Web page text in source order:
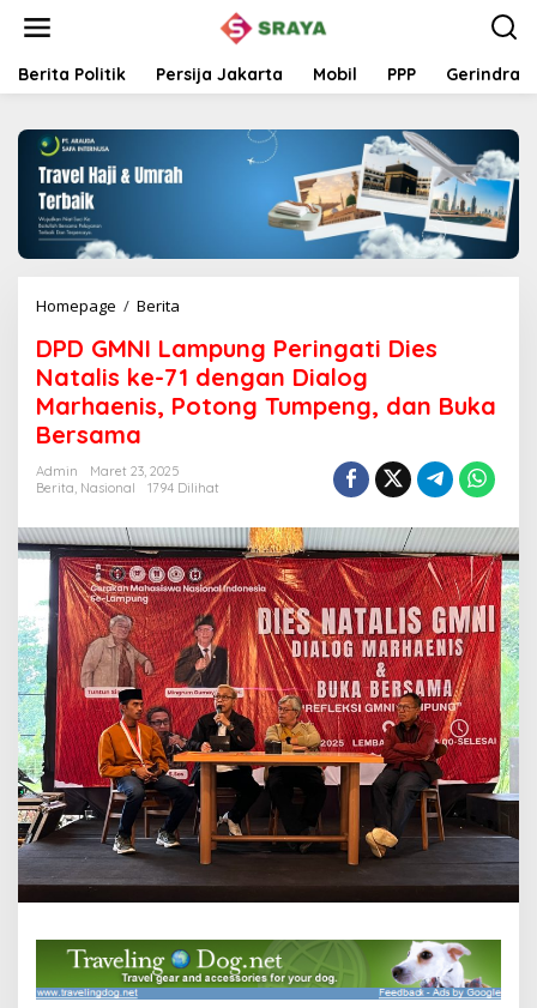
t
Berita Politik Persija Jakarta Mobil PPP Gerindra
Homepage / Berita
D
G
M
N
a
m
u
n
g
P
e
r
i
n
g
a
t
i
i
e
N
a
a
l
i
DPD GMNI Lampung Peringati Dies
Natalis ke-71 dengan Dialog
Marhaenis, Potong Tumpeng, dan Buka
Bersama
Admin
Maret 23, 2025
Berita Nasional 1794 Dilihat